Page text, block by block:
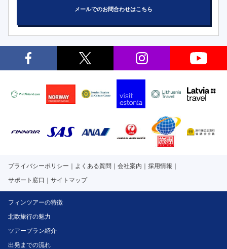
メールでのお問合わせはこちら
プライバシーポリシー よくある質問 会社案内
採用情報
サポート窓口
サイトマップ
フィンツアーの特徴
北欧旅行の魅力
ツアープラン紹介
出発までの流れ